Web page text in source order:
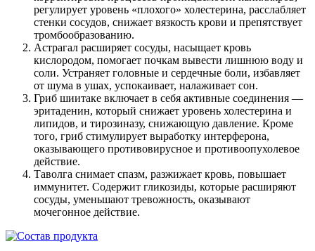
регулирует уровень «плохого» холестерина, расслабляет
стенки сосудов, снижает вязкость крови и препятствует
тромбообразованию.
Астрагал расширяет сосуды, насыщает кровь
кислородом, помогает почкам вывести лишнюю воду и
соли. Устраняет головные и сердечные боли, избавляет
от шума в ушах, успокаивает, налаживает сон.
Гриб шиитаке включает в себя активные соединения —
эритаденин, который снижает уровень холестерина и
липидов, и тирозиназу, снижающую давление. Кроме
того, гриб стимулирует выработку интерферона,
оказывающего противовирусное и противоопухолевое
действие.
Таволга снимает спазм, разжижает кровь, повышает
иммунитет. Содержит гликозиды, которые расширяют
сосуды, уменьшают тревожность, оказывают
мочегонное действие.